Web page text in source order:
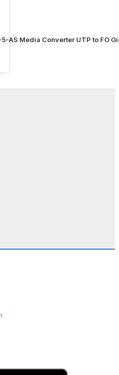
5-AS Media Converter UTP to FO